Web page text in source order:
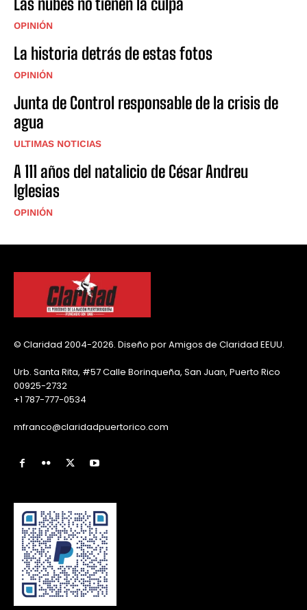
OPINIÓN
La historia detrás de estas fotos
OPINIÓN
Junta de Control responsable de la crisis de
agua
ULTIMAS NOTICIAS
A 111 años del natalicio de César Andreu
Iglesias
OPINIÓN
© Claridad 2004-2026. Diseño por Amigos de Claridad EEUU.
Urb. Santa Rita, #57 Calle Borinqueña, San Juan, Puerto Rico
00925-2732
+1 787-777-0534
mfranco@claridadpuertorico.com